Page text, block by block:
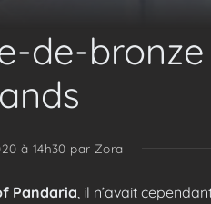
de-bronze
à 14h30 par Zora
Pandaria , il n’avait